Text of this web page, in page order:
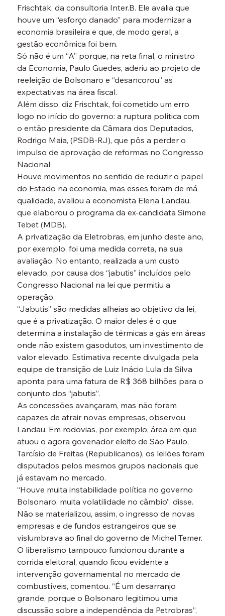
Frischtak, da consultoria Inter.B. Ele avalia que
houve um “esforço danado” para modernizar a
economia brasileira e que, de modo geral, a
gestão econômica foi bem.
Só não é um “A” porque, na reta final, o ministro
da Economia, Paulo Guedes, aderiu ao projeto de
reeleição de Bolsonaro e “desancorou” as
expectativas na área fiscal.
Além disso, diz Frischtak, foi cometido um erro
logo no início do governo: a ruptura política com
o então presidente da Câmara dos Deputados,
Rodrigo Maia, (PSDB-RJ), que pôs a perder o
impulso de aprovação de reformas no Congresso
Nacional.
Houve movimentos no sentido de reduzir o papel
do Estado na economia, mas esses foram de má
qualidade, avaliou a economista Elena Landau,
que elaborou o programa da ex-candidata Simone
Tebet (MDB).
A privatização da Eletrobras, em junho deste ano,
por exemplo, foi uma medida correta, na sua
avaliação. No entanto, realizada a um custo
elevado, por causa dos “jabutis” incluídos pelo
Congresso Nacional na lei que permitiu a
operação.
“Jabutis” são medidas alheias ao objetivo da lei,
que é a privatização. O maior deles é o que
determina a instalação de térmicas a gás em áreas
onde não existem gasodutos, um investimento de
valor elevado. Estimativa recente divulgada pela
equipe de transição de Luiz Inácio Lula da Silva
aponta para uma fatura de R$ 368 bilhões para o
conjunto dos “jabutis”.
As concessões avançaram, mas não foram
capazes de atrair novas empresas, observou
Landau. Em rodovias, por exemplo, área em que
atuou o agora govenador eleito de São Paulo,
Tarcísio de Freitas (Republicanos), os leilões foram
disputados pelos mesmos grupos nacionais que
já estavam no mercado.
“Houve muita instabilidade política no governo
Bolsonaro, muita volatilidade no câmbio”, disse.
Não se materializou, assim, o ingresso de novas
empresas e de fundos estrangeiros que se
vislumbrava ao final do governo de Michel Temer.
O liberalismo tampouco funcionou durante a
corrida eleitoral, quando ficou evidente a
intervenção governamental no mercado de
combustíveis, comentou. “É um desarranjo
grande, porque o Bolsonaro legitimou uma
discussão sobre a independência da Petrobras”,